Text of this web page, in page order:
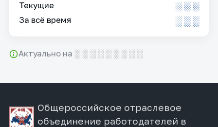
Текущие ░ ░ ░
За всё время ░ ░ ░
Актуально на ░ ░ ░ ░ ░ ░ ░ ░ ░
Общероссийское отраслевое
объединение работодателей в